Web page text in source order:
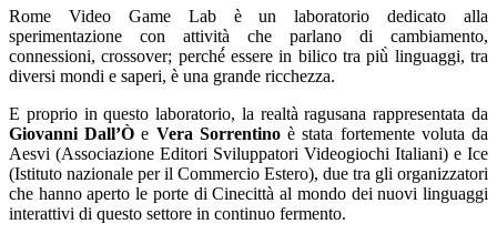
Rome Video Game Lab è un laboratorio dedicato alla
sperimentazione con attività che parlano di cambiamento,
connessioni, crossover; perché́ essere in bilico tra più̀ linguaggi, tra
diversi mondi e saperi, è una grande ricchezza.
E proprio in questo laboratorio, la realtà ragusana rappresentata da
Giovanni Dall’Ò e Vera Sorrentinoè stata fortemente voluta da
Aesvi (Associazione Editori Sviluppatori Videogiochi Italiani) e Ice
(Istituto nazionale per il Commercio Estero), due tra gli organizzatori
che hanno aperto le porte di Cinecittà al mondo dei nuovi linguaggi
interattivi di questo settore in continuo fermento.